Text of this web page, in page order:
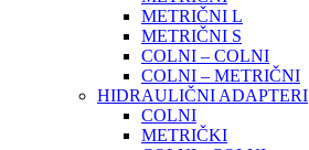
METRIČNI L
METRIČNI S
COLNI – COLNI
COLNI – METRIČNI
HIDRAULIČNI ADAPTERI
COLNI
METRIČKI